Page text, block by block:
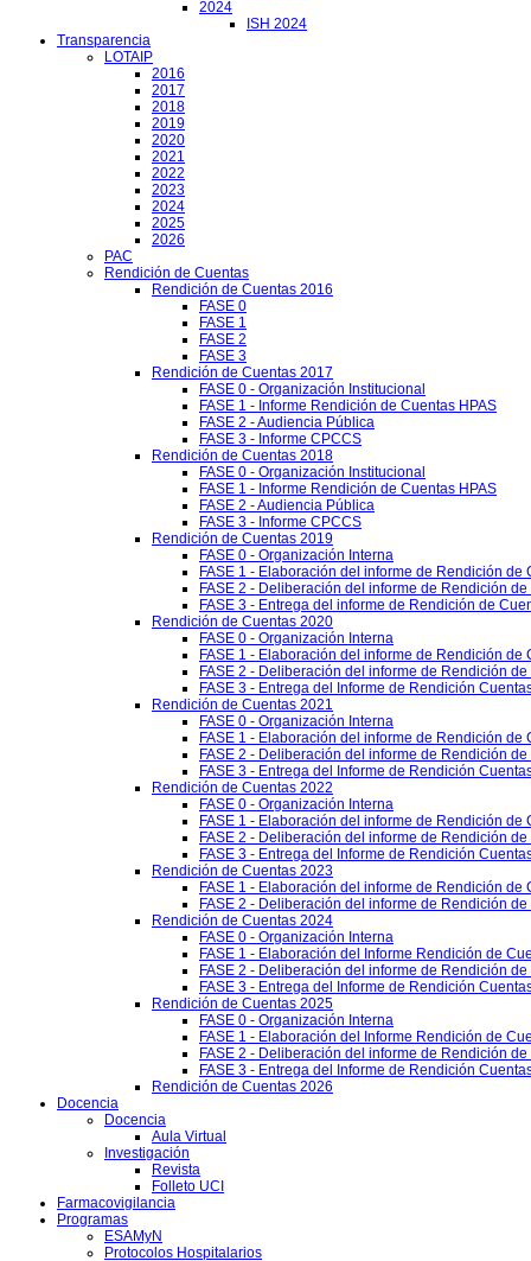
2024
ISH 2024
Transparencia
LOTAIP
2016
2017
2018
2019
2020
2021
2022
2023
2024
2025
2026
PAC
Rendición de Cuentas
Rendición de Cuentas 2016
FASE 0
FASE 1
FASE 2
FASE 3
Rendición de Cuentas 2017
FASE 0 - Organización Institucional
FASE 1 - Informe Rendición de Cuentas HPAS
FASE 2 - Audiencia Pública
FASE 3 - Informe CPCCS
Rendición de Cuentas 2018
FASE 0 - Organización Institucional
FASE 1 - Informe Rendición de Cuentas HPAS
FASE 2 - Audiencia Pública
FASE 3 - Informe CPCCS
Rendición de Cuentas 2019
FASE 0 - Organización Interna
FASE 1 - Elaboración del informe de Rendición de
FASE 2 - Deliberación del informe de Rendición
FASE 3 - Entrega del informe de Rendición de
Rendición de Cuentas 2020
FASE 0 - Organización Interna
FASE 1 - Elaboración del informe de Rendición de
FASE 2 - Deliberación del informe de Rendición
FASE 3 - Entrega del Informe de Rendición
Rendición de Cuentas 2021
FASE 0 - Organización Interna
FASE 1 - Elaboración del informe de Rendición de
FASE 2 - Deliberación del informe de Rendición
FASE 3 - Entrega del Informe de Rendición
Rendición de Cuentas 2022
FASE 0 - Organización Interna
FASE 1 - Elaboración del informe de Rendición de
FASE 2 - Deliberación del informe de Rendición
FASE 3 - Entrega del Informe de Rendición
Rendición de Cuentas 2023
FASE 1 - Elaboración del informe de Rendición de
FASE 2 - Deliberación del informe de Rendición
Rendición de Cuentas 2024
FASE 0 - Organización Interna
FASE 1 - Elaboración del Informe Rendición de
FASE 2 - Deliberación del informe de Rendición
FASE 3 - Entrega del Informe de Rendición
Rendición de Cuentas 2025
FASE 0 - Organización Interna
FASE 1 - Elaboración del Informe Rendición de
FASE 2 - Deliberación del informe de Rendición
FASE 3 - Entrega del Informe de Rendición
Rendición de Cuentas 2026
Docencia
Docencia
Aula Virtual
Investigación
Revista
Folleto UCI
Farmacovigilancia
Programas
ESAMyN
Protocolos Hospitalarios